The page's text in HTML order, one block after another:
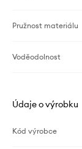
Pružnost materiálu
Voděodolnost
Údaje o výrobku
Kód výrobce